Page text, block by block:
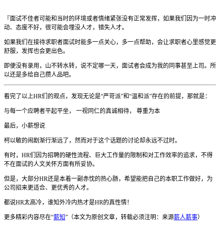
『面试不佳者可能和当时的环境或者情绪紧张没有正常发挥，如果我们因为一时冲
动、态度不好，很可能会埋没人才，错失人才。
如果我们在接待求职者面试时能多一点关心，多一点帮助，会让求职者心里感觉更
舒服，发挥也会更出色。
即便没有录用，山不转水转，说不定哪一天，面试者会成为我的同事甚至上司。所
以还是多给自己攒人品吧。
看完了以上HR们的观点，发现无论是“严苛派”和“温和派”存在的前提，那就是：
与每一个应聘者平起平坐， 一视同仁的真诚相待， 尊重为本
最后，小薪想说
柯以敏的闹剧渐行渐远了，然而对于这个话题的讨论却永远不过时。
有时，HR们因为招聘的硬性流程、巨大工作量的限制和对工作效率的追求，不得
不在面试的人文关怀方面有所妥协。
但是，大部分HR还是本着一副赤忱的热心肠，希望能把自己的本职工作做好，为
公司招来更适合、更优秀的人才。
都说HR太高冷，谁知外冷内热才是HR的真性情！
更多精彩内容尽在“薪知”（本文为原创文章，转载必须注明：来源薪人薪事）